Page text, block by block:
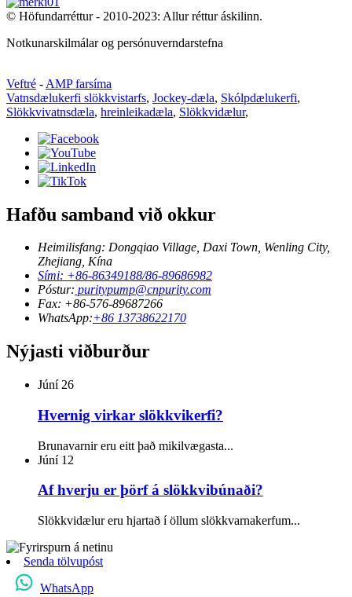
© Höfundarréttur - 2010-2023: Allur réttur áskilinn.
Notkunarskilmálar og persónuverndarstefna
Veftré - AMP farsíma
Vatnsdælukerfi slökkvistarfs, Jockey-dæla, Skólpdælukerfi,
Slökkvivatnsdæla, hreinleikadæla, Slökkvidælur,
Hafðu samband við okkur
Heimilisfang: Dongqiao Village, Daxi Town, Wenling City,
Zhejiang, Kína
Sími: +86-86349188/86-89686982
Póstur: puritypump@cnpurity.com
Fax: +86-576-89687266
WhatsApp:+86 13738622170
Nýjasti viðburður
Júní 26
Hvernig virkar slökkvikerfi?
Brunavarnir eru eitt það mikilvægasta...
Júní 12
Af hverju er þörf á slökkvibúnaði?
Slökkvidælur eru hjartað í öllum slökkvarnakerfum...
Senda tölvupóst
WhatsApp